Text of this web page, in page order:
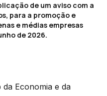
de um aviso com a
para a promoção e
e médias empresas
de 2026.
Economia e da